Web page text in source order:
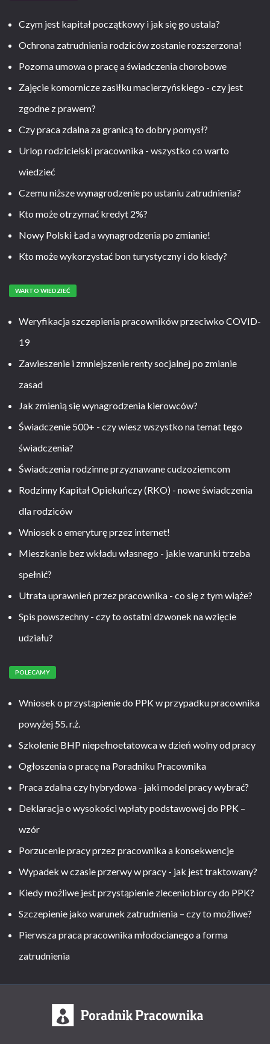
Czym jest kapitał początkowy i jak się go ustala?
Ochrona zatrudnienia rodziców zostanie rozszerzona!
Pozorna umowa o pracę a świadczenia chorobowe
Zajęcie komornicze zasiłku macierzyńskiego - czy jest
zgodne z prawem?
Czy praca zdalna za granicą to dobry pomysł?
Urlop rodzicielski pracownika - wszystko co warto
wiedzieć
Czemu niższe wynagrodzenie po ustaniu zatrudnienia?
Kto może otrzymać kredyt 2%?
Nowy Polski Ład a wynagrodzenia po zmianie!
Kto może wykorzystać bon turystyczny i do kiedy?
WARTO WIEDZIEĆ
Weryfikacja szczepienia pracowników przeciwko COVID-
19
Zawieszenie i zmniejszenie renty socjalnej po zmianie
zasad
Jak zmienią się wynagrodzenia kierowców?
Świadczenie 500+ - czy wiesz wszystko na temat tego
świadczenia?
Świadczenia rodzinne przyznawane cudzoziemcom
Rodzinny Kapitał Opiekuńczy (RKO) - nowe świadczenia
dla rodziców
Wniosek o emeryturę przez internet!
Mieszkanie bez wkładu własnego - jakie warunki trzeba
spełnić?
Utrata uprawnień przez pracownika - co się z tym wiąże?
Spis powszechny - czy to ostatni dzwonek na wzięcie
udziału?
POLECAMY
Wniosek o przystąpienie do PPK w przypadku pracownika
powyżej 55. r.ż.
Szkolenie BHP niepełnoetatowca w dzień wolny od pracy
Ogłoszenia o pracę na Poradniku Pracownika
Praca zdalna czy hybrydowa - jaki model pracy wybrać?
Deklaracja o wysokości wpłaty podstawowej do PPK –
wzór
Porzucenie pracy przez pracownika a konsekwencje
Wypadek w czasie przerwy w pracy - jak jest traktowany?
Kiedy możliwe jest przystąpienie zleceniobiorcy do PPK?
Szczepienie jako warunek zatrudnienia – czy to możliwe?
Pierwsza praca pracownika młodocianego a forma
zatrudnienia